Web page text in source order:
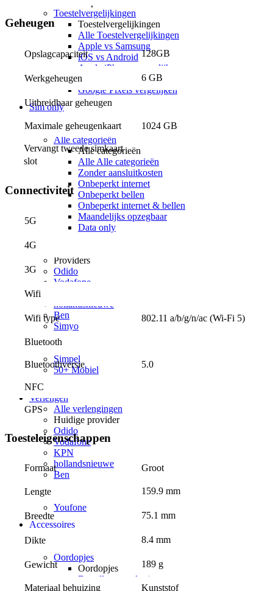
Toestelvergelijkingen
Toestelvergelijkingen
Alle Toestelvergelijkingen
Apple vs Samsung
iOS vs Android
Apple iPhones vergelijken
Samsung Galaxy vergelijken
Google Pixels vergelijken
Sim only
Categorieën
Alle categorieën
Alle categorieën
Alle Alle categorieën
Zonder aansluitkosten
Onbeperkt internet
Onbeperkt bellen
Onbeperkt internet & bellen
Maandelijks opzegbaar
Data only
Providers
Odido
Vodafone
hollandsnieuwe
Ben
Simyo
Budget Thuis
Lebara
Simpel
50+ Mobiel
Verlengen
Alle verlengingen
Huidige provider
Odido
Vodafone
KPN
hollandsnieuwe
Ben
Youfone
Accessoires
Oordopjes
Oordopjes
Draadloze oordopjes
Geheugen
Opslagcapaciteit 128GB
Werkgeheugen 6 GB
Uitbreidbaar geheugen
Maximale geheugenkaart 1024 GB
Vervangt tweede simkaart
slot
Connectiviteit
5G
4G
3G
Wifi
Wifi type 802.11 a/b/g/n/ac (Wi-Fi 5)
Bluetooth
Bluetoothversie 5.0
NFC
GPS
Toesteleigenschappen
Formaat Groot
Lengte 159.9 mm
Breedte 75.1 mm
Dikte 8.4 mm
Gewicht 189 g
Materiaal behuizing Kunststof